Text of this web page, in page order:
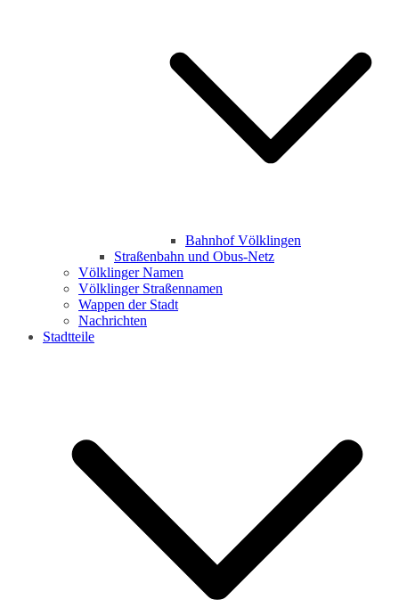
Bahnhof Völklingen
Straßenbahn und Obus-Netz
Völklinger Namen
Völklinger Straßennamen
Wappen der Stadt
Nachrichten
Stadtteile